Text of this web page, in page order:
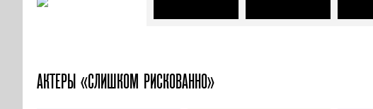
АКТЕРЫ «СЛИШКОМ РИСКОВАННО»